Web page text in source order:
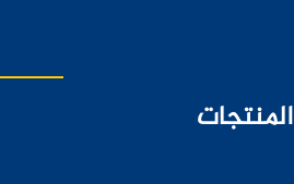
المنتجات